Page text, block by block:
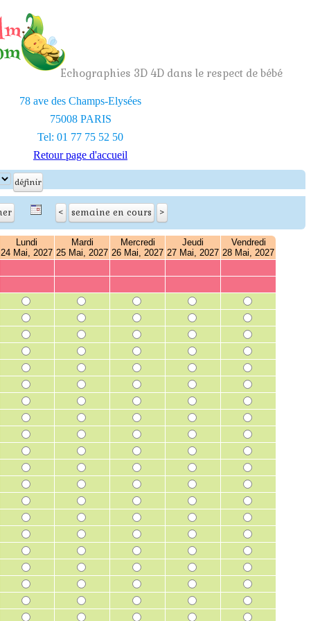
Echographies 3D 4D dans le respect de bébé
78 ave des Champs-Elysées
75008 PARIS
Tel: 01 77 75 52 50
Retour page d'accueil
Lundi
24 Mai, 2027
Mardi
25 Mai, 2027
Mercredi
26 Mai, 2027
Jeudi
27 Mai, 2027
Vendredi
28 Mai, 2027